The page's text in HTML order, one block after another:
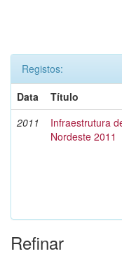
Registos:
Data
Título
2011
Infraestrutura
Nordeste 2011
Refinar